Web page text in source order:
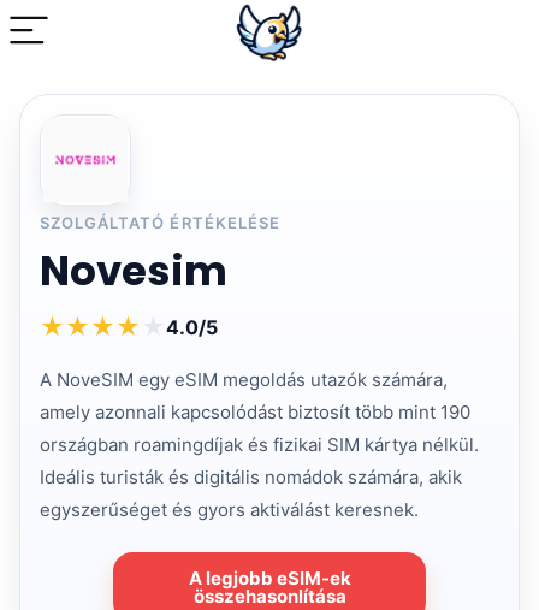
SZOLGÁLTATÓ ÉRTÉKELÉSE
Novesim
★★★★ ★4.0/5
A NoveSIM egy eSIM megoldás utazók számára,
amely azonnali kapcsolódást biztosít több mint 190
országban roamingdíjak és fizikai SIM kártya nélkül.
Ideális turisták és digitális nomádok számára, akik
egyszerűséget és gyors aktiválást keresnek.
A legjobb eSIM-ek
összehasonlítása